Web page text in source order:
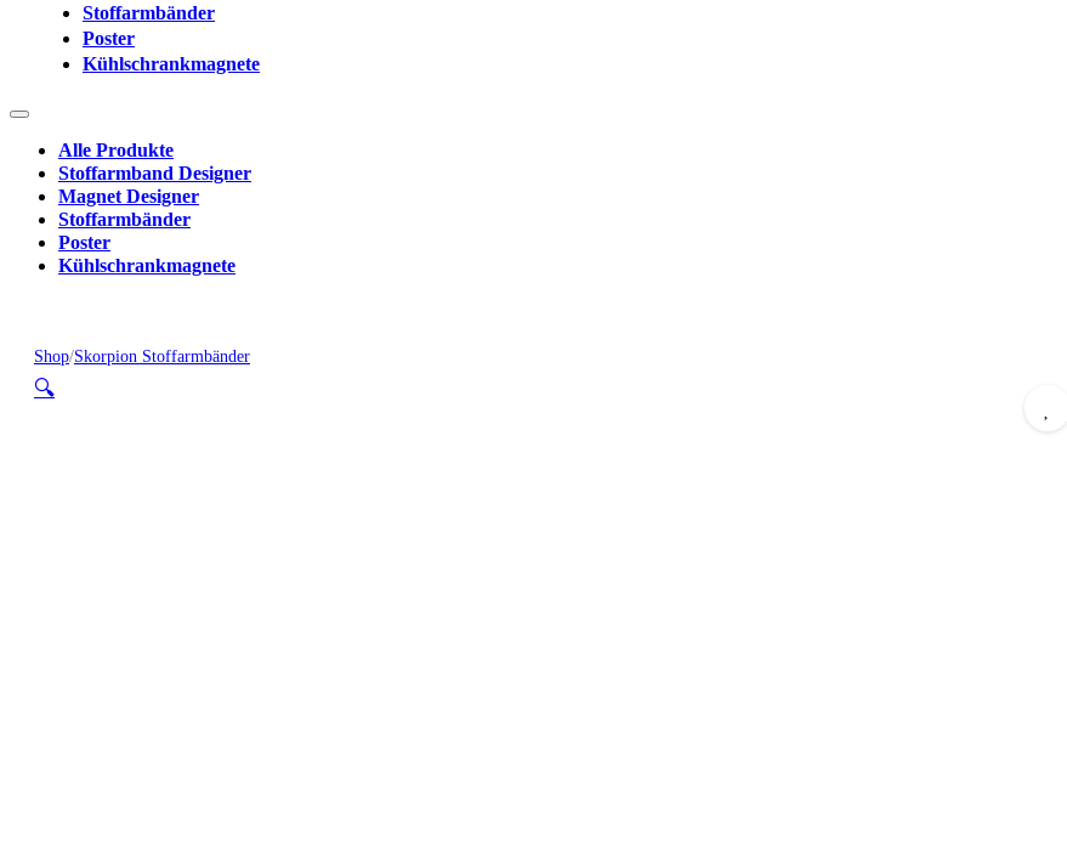
Stoffarmbänder
Poster
Kühlschrankmagnete
Alle Produkte
Stoffarmband Designer
Magnet Designer
Stoffarmbänder
Poster
Kühlschrankmagnete
Shop/Skorpion Stoffarmbänder
🔍